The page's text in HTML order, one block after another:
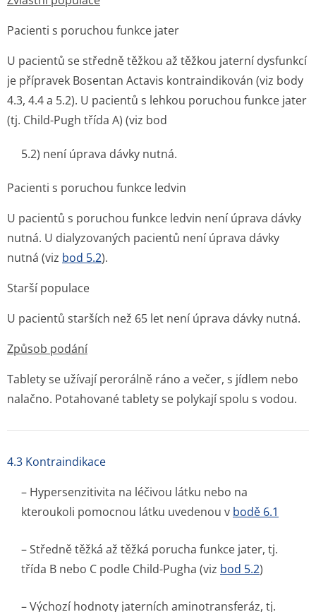
Pacienti s poruchou funkce jater
U pacientů se středně těžkou až těžkou jaterní dysfunkcí
je přípravek Bosentan Actavis kontraindikován (viz body
4.3, 4.4 a 5.2). U pacientů s lehkou poruchou funkce jater
(tj. Child-Pugh třída A) (viz bod
5.2) není úprava dávky nutná.
Pacienti s poruchou funkce ledvin
U pacientů s poruchou funkce ledvin není úprava dávky
nutná. U dialyzovaných pacientů není úprava dávky
nutná (viz bod 5.2).
Starší populace
U pacientů starších než 65 let není úprava dávky nutná.
Způsob podání
Tablety se užívají perorálně ráno a večer, s jídlem nebo
nalačno. Potahované tablety se polykají spolu s vodou.
4.3 Kontraindikace
– Hypersenzitivita na léčivou látku nebo na
kteroukoli pomocnou látku uvedenou v bodě 6.1
– Středně těžká až těžká porucha funkce jater, tj.
třída B nebo C podle Child-Pugha (viz bod 5.2)
– Výchozí hodnoty jaterních aminotransferáz, tj.